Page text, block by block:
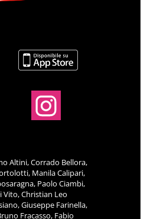
Altini, Corrado Bellora,
Manila Calipari,
Paolo Ciambi,
Vito, Christian Leo
Giuseppe Farinella,
Fracasso, Fabio